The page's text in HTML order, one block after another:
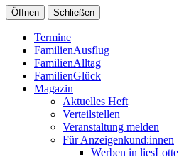
Öffnen Schließen
Termine
FamilienAusflug
FamilienAlltag
FamilienGlück
Magazin
Aktuelles Heft
Verteilstellen
Veranstaltung melden
Für Anzeigenkund:innen
Werben in liesLotte